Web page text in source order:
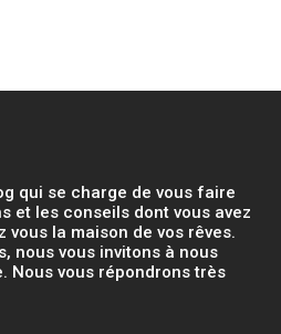
qui se charge de vous faire
et les conseils dont vous avez
la maison de vos rêves.
nous vous invitons à nous
Nous vous répondrons très